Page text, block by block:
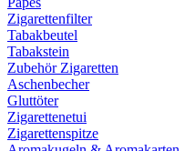
Zigarettenfilter
Tabakbeutel
Tabakstein
Zubehör Zigaretten
Aschenbecher
Gluttöter
Zigarettenetui
Zigarettenspitze